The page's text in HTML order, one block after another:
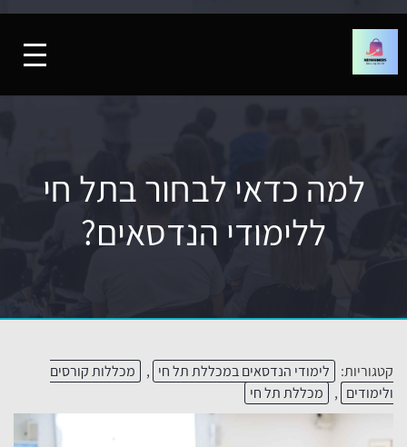
למה כדאי לבחור בתל חי
ללימודי הנדסאים?
קטגוריות: לימודי הנדסאים במכללת תל חי ,
מכללות קורסים
ולימודים , מכללת תל חי